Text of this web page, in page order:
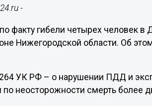
-
факту гибели четырех человек в
Нижегородской области. Об
УК РФ – о нарушении ПДД и
неосторожности смерть более